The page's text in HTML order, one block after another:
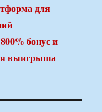
для
бонус и
выигрыша